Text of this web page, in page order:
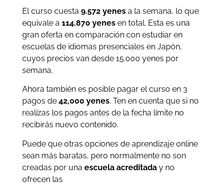
El curso cuesta 9.572 yenesa la semana, lo que
equivale a 114.870 yenesen total. Esta es una
gran oferta en comparación con estudiar en
escuelas de idiomas presenciales en Japón,
cuyos precios van desde 15.000 yenes por
semana.
Ahora también es posible pagar el curso en 3
pagos de 42,000 yenes. Ten en cuenta que si no
realizas los pagos antes de la fecha límite no
recibirás nuevo contenido.
Puede que otras opciones de aprendizaje online
sean más baratas, pero normalmente no son
creadas por una escuela acreditaday no
ofrecen las